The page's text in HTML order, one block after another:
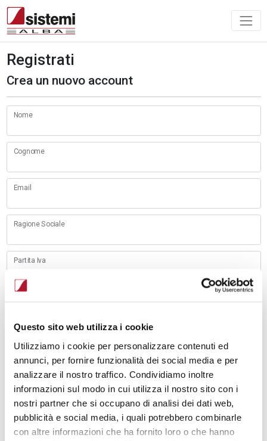
Questo sito web utilizza i cookie
Utilizziamo i cookie per personalizzare contenuti ed
annunci, per fornire funzionalità dei social media e per
analizzare il nostro traffico. Condividiamo inoltre
informazioni sul modo in cui utilizza il nostro sito con i
nostri partner che si occupano di analisi dei dati web,
pubblicità e social media, i quali potrebbero combinarle
con altre informazioni che ha fornito loro o che hanno
Registrati
Crea un nuovo account
Nome
Cognome
Email
Ragione Sociale
Partita Iva
Password
Dichiaro di aver letto e accettato la nostra Informativa sulla
privacye le nostre policy sui cookies.
Presto il consenso a ricevere comunicazioni commerciali e